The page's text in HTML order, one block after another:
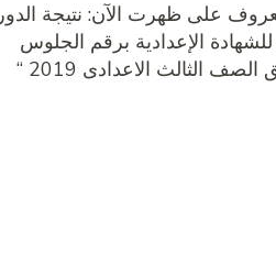
على ظهرت الآن: نتيجة الدور
للشهادة الإعدادية برقم الجلوس
الثالث الاعدادى 2019 “